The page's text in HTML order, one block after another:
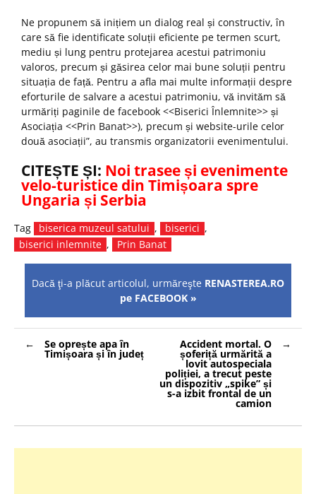
Ne propunem să inițiem un dialog real și constructiv, în
care să fie identificate soluții eficiente pe termen scurt,
mediu și lung pentru protejarea acestui patrimoniu
valoros, precum și găsirea celor mai bune soluții pentru
situația de față. Pentru a afla mai multe informații despre
eforturile de salvare a acestui patrimoniu, vă invităm să
urmăriți paginile de facebook <<Biserici Înlemnite>> și
Asociația <<Prin Banat>>), precum și website-urile celor
două asociații”, au transmis organizatorii evenimentului.
CITEȘTE ȘI: Noi trasee și evenimente
velo-turistice din Timișoara spre
Ungaria și Serbia
Tag biserica muzeul satului , biserici ,
biserici inlemnite , Prin Banat
Dacă ţi-a plăcut articolul, urmăreşte RENASTEREA.RO
pe FACEBOOK »
Navigare
în
articole
Se oprește apa în
Timișoara și în județ
Accident mortal. O
șoferiță urmărită a
lovit autospeciala
poliției, a trecut peste
un dispozitiv „spike” și
s-a izbit frontal de un
camion